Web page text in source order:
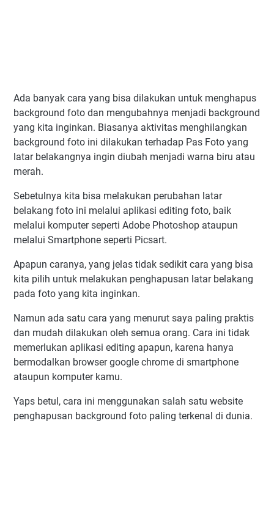
Ada banyak cara yang bisa dilakukan untuk menghapus
background foto dan mengubahnya menjadi background
yang kita inginkan. Biasanya aktivitas menghilangkan
background foto ini dilakukan terhadap Pas Foto yang
latar belakangnya ingin diubah menjadi warna biru atau
merah.
Sebetulnya kita bisa melakukan perubahan latar
belakang foto ini melalui aplikasi editing foto, baik
melalui komputer seperti Adobe Photoshop ataupun
melalui Smartphone seperti Picsart.
Apapun caranya, yang jelas tidak sedikit cara yang bisa
kita pilih untuk melakukan penghapusan latar belakang
pada foto yang kita inginkan.
Namun ada satu cara yang menurut saya paling praktis
dan mudah dilakukan oleh semua orang. Cara ini tidak
memerlukan aplikasi editing apapun, karena hanya
bermodalkan browser google chrome di smartphone
ataupun komputer kamu.
Yaps betul, cara ini menggunakan salah satu website
penghapusan background foto paling terkenal di dunia.